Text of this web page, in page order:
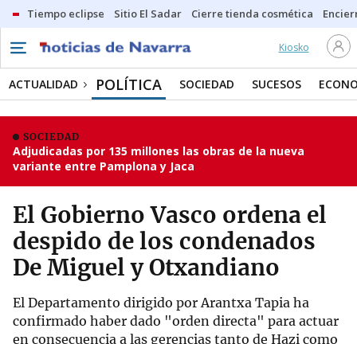
Tiempo eclipse Sitio El Sadar Cierre tienda cosmética
Kiosko
ACTUALIDAD POLÍTICA SOCIEDAD SUCESOS
SOCIEDAD
Adjudicadas por 135 millones las obras de la nueva
variante entre Pamplona y Jaca
El Gobierno Vasco ordena el
despido de los condenados
De Miguel y Otxandiano
El Departamento dirigido por Arantxa Tapia ha
confirmado haber dado "orden directa" para actuar
en consecuencia a las gerencias tanto de Hazi como